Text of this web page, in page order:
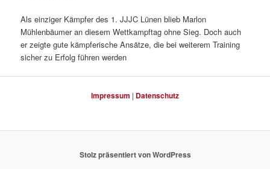
Als einziger Kämpfer des 1. JJJC Lünen blieb Marlon
Mühlenbäumer an diesem Wettkampftag ohne Sieg. Doch auch
er zeigte gute kämpferische Ansätze, die bei weiterem Training
sicher zu Erfolg führen werden
Impressum | Datenschutz
Stolz präsentiert von WordPress